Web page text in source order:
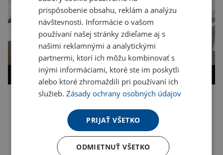
prispôsobenie obsahu, reklám a analýzu
návštevnosti. Informácie o vašom
používaní našej stránky zdieľame aj s
našimi reklamnými a analytickými
partnermi, ktorí ich môžu kombinovať s
inými informáciami, ktoré ste im poskytli
alebo ktoré zhromaždili pri používaní ich
služieb.Zásady ochrany osobných údajov
PRIJAŤ VŠETKO
ODMIETNUŤ VŠETKO